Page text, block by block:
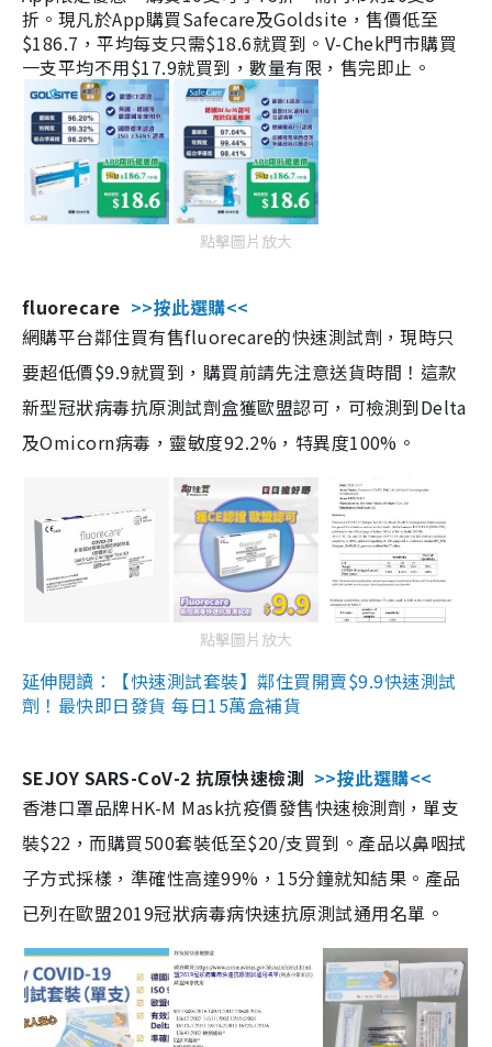
折。現凡於App購買Safecare及Goldsite，售價低至
$186.7，平均每支只需$18.6就買到。V-Chek門市購買
一支平均不用$17.9就買到，數量有限，售完即止。
點擊圖片放大
fluorecare >>按此選購<<
網購平台鄰住買有售fluorecare的快速測試劑，現時只
要超低價$9.9就買到，購買前請先注意送貨時間！這款
新型冠狀病毒抗原測試劑盒獲歐盟認可，可檢測到Delta
及Omicorn病毒，靈敏度92.2%，特異度100%。
點擊圖片放大
延伸閱讀：【快速測試套裝】鄰住買開賣$9.9快速測試
劑！最快即日發貨 每日15萬盒補貨
SEJOY SARS-CoV-2 抗原快速檢測 >>按此選購<<
香港口罩品牌HK-M Mask抗疫價發售快速檢測劑，單支
裝$22，而購買500套裝低至$20/支買到。產品以鼻咽拭
子方式採樣，準確性高達99%，15分鐘就知結果。產品
已列在歐盟2019冠狀病毒病快速抗原測試通用名單。